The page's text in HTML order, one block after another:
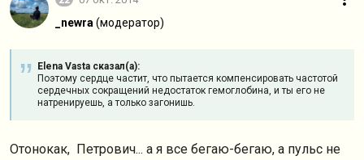
_newra (модератор)
Elena Vasta сказал(а):
Поэтому сердце частит, что пытается компенсировать частотой
сердечных сокращений недостаток гемоглобина, и ты его не
натренируешь, а только загонишь.
Отонокак, Петрович... а я все бегаю-бегаю, а пульс не